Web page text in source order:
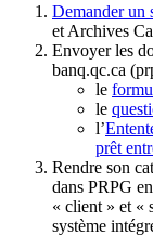
Demander un
et Archives
Envoyer les
banq.qc.ca
le
le
l’
prêt
Rendre son
dans PRPG
« client » et «
système